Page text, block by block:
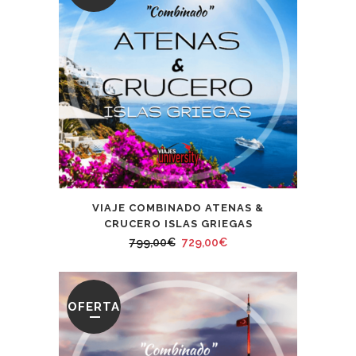
VIAJE COMBINADO ATENAS &
CRUCERO ISLAS GRIEGAS
799,00€ El
original
799,00€.
729,00€El
es:
729,00€.
OFERTA